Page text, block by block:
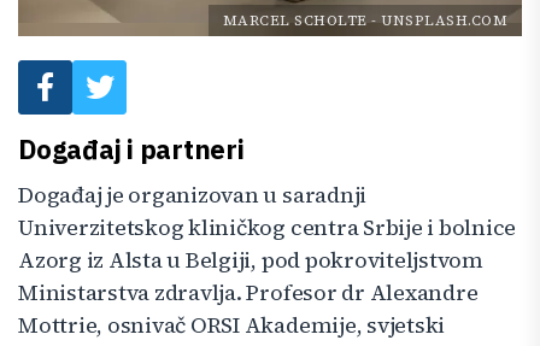
MARCEL SCHOLTE - UNSPLASH.COM
Događaj i partneri
Događaj je organizovan u saradnji
Univerzitetskog kliničkog centra Srbije i bolnice
Azorg iz Alsta u Belgiji, pod pokroviteljstvom
Ministarstva zdravlja. Profesor dr Alexandre
Mottrie, osnivač ORSI Akademije, svjetski